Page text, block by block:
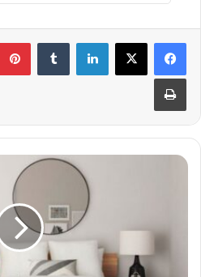
لینکدین ‫تامبلر
چاپ
طراحی
کوچک